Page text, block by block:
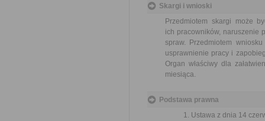
Skargi i wnioski
Przedmiotem skargi może
ich pracowników, naruszenie
spraw. Przedmiotem
usprawnienie pracy i
Organ właściwy dla
miesiąca.
Podstawa prawna
Ustawa z dnia 14